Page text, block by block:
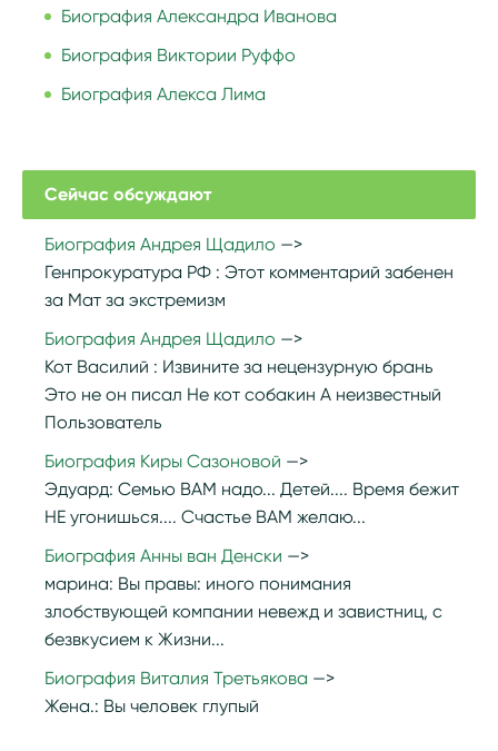
Биография Александра Иванова
Биография Виктории Руффо
Биография Алекса Лима
Сейчас обсуждают
Биография Андрея Щадило
Генпрокуратура РФ : Этот комментарий забенен
за Мат за экстремизм
Биография Андрея Щадило
Кот Василий : Извините за нецензурную брань
Это не он писал Не кот собакин А неизвестный
Пользователь
Биография Киры Сазоновой
Эдуард: Семью ВАМ надо... Детей.... Время бежит
НЕ угонишься.... Счастье ВАМ желаю...
Биография Анны ван Денски
марина: Вы правы: иного понимания
злобствующей компании невежд и завистниц, с
безвкусием к Жизни...
Биография Виталия Третьякова
Жена.: Вы человек глупый